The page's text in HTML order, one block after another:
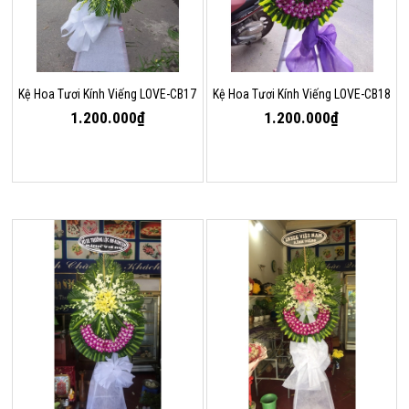
Kệ Hoa Tươi Kính Viếng LOVE-CB17
1.200.000₫
Kệ Hoa Tươi Kính Viếng LOVE-CB18
1.200.000₫